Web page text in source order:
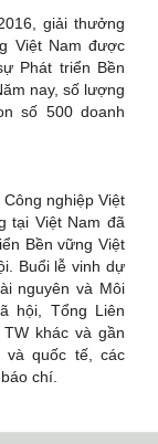
giải thưởng
Việt Nam được
Phát triển Bền
nay, số lượng
số 500 doanh
nghiệp Việt
tại Việt Nam đã
Bền vững Việt
Buổi lễ vinh dự
nguyên và Môi
hội, Tổng Liên
khác và gần
quốc tế, các
chí.